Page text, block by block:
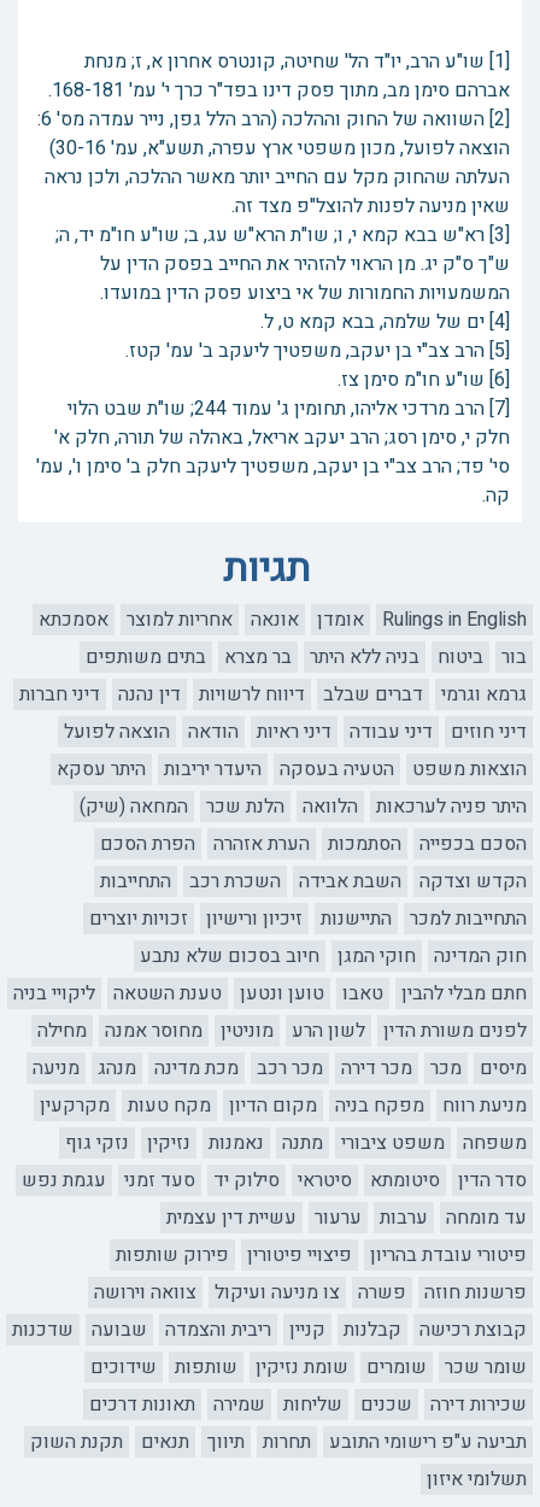
[1] שו"ע הרב, יו"ד הל' שחיטה, קונטרס אחרון א, ז; מנחת
אברהם סימן מב, מתוך פסק דינו בפד"ר כרך י' עמ' 168-181.
[2] השוואה של החוק וההלכה (הרב הלל גפן, נייר עמדה מס' 6:
הוצאה לפועל, מכון משפטי ארץ עפרה, תשע"א, עמ' 30-16)
העלתה שהחוק מקל עם החייב יותר מאשר ההלכה, ולכן נראה
שאין מניעה לפנות להוצל"פ מצד זה.
[3] רא"ש בבא קמא י, ו; שו"ת הרא"ש עג, ב; שו"ע חו"מ יד, ה;
ש"ך ס"ק יג. מן הראוי להזהיר את החייב בפסק הדין על
המשמעויות החמורות של אי ביצוע פסק הדין במועדו.
[4] ים של שלמה, בבא קמא ט, ל.
[5] הרב צב"י בן יעקב, משפטיך ליעקב ב' עמ' קטז.
[6] שו"ע חו"מ סימן צז.
[7] הרב מרדכי אליהו, תחומין ג' עמוד 244; שו"ת שבט הלוי
חלק י, סימן רסג; הרב יעקב אריאל, באהלה של תורה, חלק א'
סי' פד; הרב צב"י בן יעקב, משפטיך ליעקב חלק ב' סימן ו', עמ'
קה.
תגיות
Rulings in English אומדן אונאה אחריות למוצר
אסמכתא
בור
ביטוח בניה ללא היתר בר מצרא
בתים משותפים
גרמא וגרמי
דברים שבלב דיווח לרשויות דין נהנה
דיני חברות
דיני חוזים
דיני עבודה דיני ראיות הודאה
הוצאה לפועל
הוצאות משפט
הטעיה בעסקה היעדר יריבות
היתר עסקא
היתר פניה לערכאות
הלוואה הלנת שכר
המחאה (שיק)
הסכם בכפייה
הסתמכות הערת אזהרה
הפרת הסכם
הקדש וצדקה
השבת אבידה השכרת רכב
התחייבות
התחייבות למכר
התיישנות זיכיון ורישיון
זכויות יוצרים
חוק המדינה
חוקי המגן
חיוב בסכום שלא נתבע
חתם מבלי להבין
טאבו טוען ונטען טענת השטאה
ליקויי בניה
לפנים משורת הדין
לשון הרע מוניטין מחוסר אמנה
מחילה
מיסים
מכר מכר דירה מכר רכב מכת מדינה מנהג
מניעה
מניעת רווח
מפקח בניה מקום הדיון מקח טעות
מקרקעין
משפחה
משפט ציבורי מתנה נאמנות נזיקין
נזקי גוף
סדר הדין
סיטומתא סיטראי סילוק יד סעד זמני
עגמת נפש
עד מומחה
ערבות ערעור
עשיית דין עצמית
פיטורי עובדת בהריון
פיצויי פיטורין
פירוק שותפות
פרשנות חוזה
פשרה צו מניעה ועיקול
צוואה וירושה
קבוצת רכישה
קבלנות קניין ריבית והצמדה שבועה
שדכנות
שומר שכר
שומרים שומת נזיקין שותפות
שידוכים
שכירות דירה
שכנים שליחות שמירה
תאונות דרכים
תביעה ע"פ רישומי התובע
תחרות תיווך תנאים
תקנת השוק
תשלומי איזון